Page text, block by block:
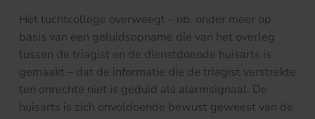
Het tuchtcollege overweegt – nb. onder meer op
basis van een geluidsopname die van het overleg
tussen de triagist en de dienstdoende huisarts is
gemaakt – dat de informatie die de triagist verstrekte
ten onrechte niet is geduid als alarmsignaal. De
huisarts is zich onvoldoende bewust geweest van de